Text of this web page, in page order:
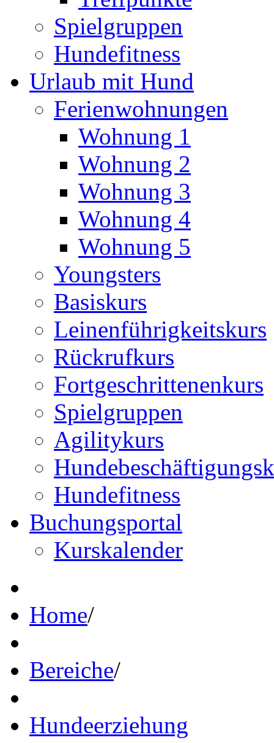
Spielgruppen
Hundefitness
Urlaub mit Hund
Ferienwohnungen
Wohnung 1
Wohnung 2
Wohnung 3
Wohnung 4
Wohnung 5
Youngsters
Basiskurs
Leinenführigkeitskurs
Rückrufkurs
Fortgeschrittenenkurs
Spielgruppen
Agilitykurs
Hundefitness
Buchungsportal
Kurskalender
Home/
Bereiche/
Hundeerziehung